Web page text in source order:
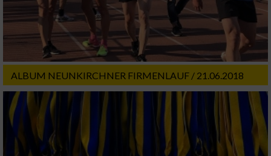
ALBUM NEUNKIRCHNER FIRMENLAUF / 21.06.2018